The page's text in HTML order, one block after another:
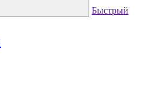
Быстрый